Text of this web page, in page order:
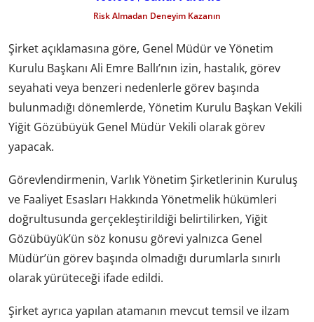
Risk Almadan Deneyim Kazanın
Şirket açıklamasına göre, Genel Müdür ve Yönetim
Kurulu Başkanı Ali Emre Ballı’nın izin, hastalık, görev
seyahati veya benzeri nedenlerle görev başında
bulunmadığı dönemlerde, Yönetim Kurulu Başkan Vekili
Yiğit Gözübüyük Genel Müdür Vekili olarak görev
yapacak.
Görevlendirmenin, Varlık Yönetim Şirketlerinin Kuruluş
ve Faaliyet Esasları Hakkında Yönetmelik hükümleri
doğrultusunda gerçekleştirildiği belirtilirken, Yiğit
Gözübüyük’ün söz konusu görevi yalnızca Genel
Müdür’ün görev başında olmadığı durumlarla sınırlı
olarak yürüteceği ifade edildi.
Şirket ayrıca yapılan atamanın mevcut temsil ve ilzam